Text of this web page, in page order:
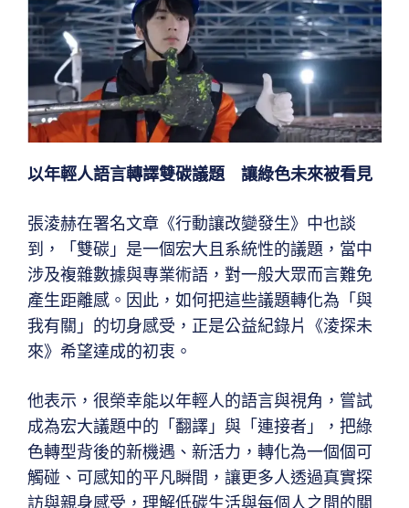
以年輕人語言轉譯雙碳議題 讓綠色未來被看見
張淩赫在署名文章《行動讓改變發生》中也談
到，「雙碳」是一個宏大且系統性的議題，當中
涉及複雜數據與專業術語，對一般大眾而言難免
產生距離感。因此，如何把這些議題轉化為「與
我有關」的切身感受，正是公益紀錄片《淩探未
來》希望達成的初衷。
他表示，很榮幸能以年輕人的語言與視角，嘗試
成為宏大議題中的「翻譯」與「連接者」，把綠
色轉型背後的新機遇、新活力，轉化為一個個可
觸碰、可感知的平凡瞬間，讓更多人透過真實探
訪與親身感受，理解低碳生活與每個人之間的關